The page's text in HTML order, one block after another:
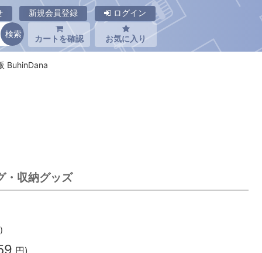
新規会員登録 ログイン
カートを確認 お気に入り
BuhinDana
・収納グッズ
円)